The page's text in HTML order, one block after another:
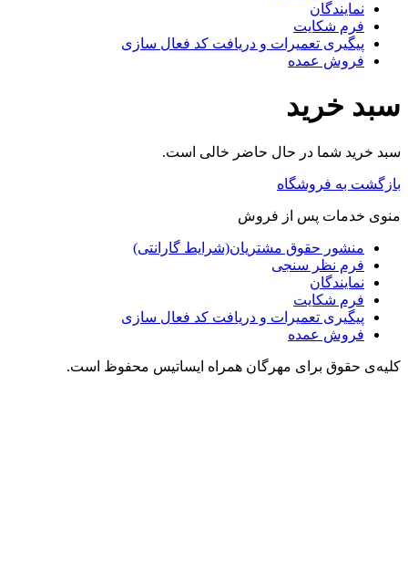
نمایندگان
فرم شکایت
پیگیری تعمیرات و دریافت کد فعال سازی
فروش عمده
سبد خرید
سبد خرید شما در حال حاضر خالی است.
بازگشت به فروشگاه
منوی خدمات پس از فروش
منشور حقوق مشتریان(شرایط گارانتی)
فرم نظر سنجی
نمایندگان
فرم شکایت
پیگیری تعمیرات و دریافت کد فعال سازی
فروش عمده
کلیه‌ی حقوق برای مهرگان همراه ایساتیس محفوظ است.